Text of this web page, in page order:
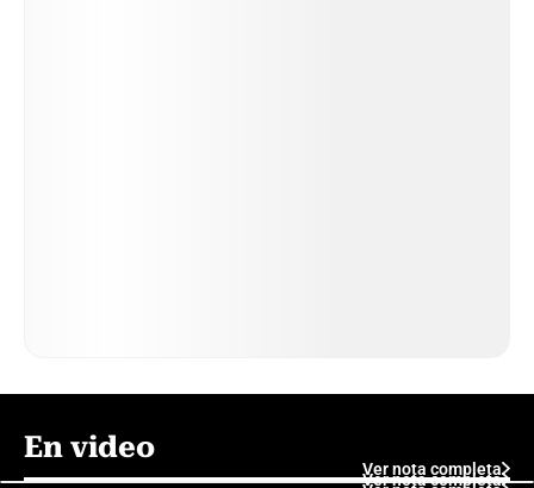
En video
Ver nota completa
Ver nota completa